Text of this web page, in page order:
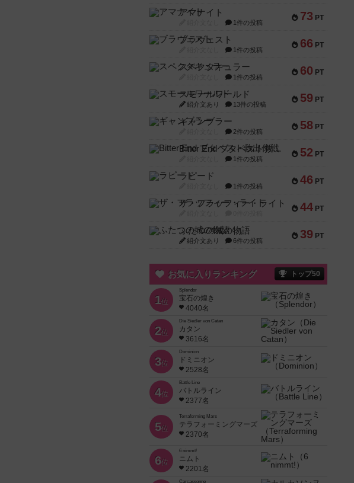
73 PT
アマナイト
1件の投稿
66 PT
ブラヴェスト
1件の投稿
60 PT
スペクタキュラー
1件の投稿
59 PT
スモールワールド
紹介文あり 13件の投稿
58 PT
ギャンブラー
2件の投稿
52 PT
Bitter End ブタペスト救出作戦
1件の投稿
46 PT
ラピード
1件の投稿
44 PT
ザ・フラッフィー・ライト
39 PT
ふたつの城の物語
紹介文あり 6件の投稿
お気に入りランキング トップ50
1位
Splendor
宝石の煌き
4040名
2位
Die Siedler von Catan
カタン
3616名
3位
Dominion
ドミニオン
2528名
4位
Battle Line
バトルライン
2377名
5位
Terraforming Mars
テラフォーミングマーズ
2370名
6位
6 nimmt!
ニムト
2201名
Carcassonne